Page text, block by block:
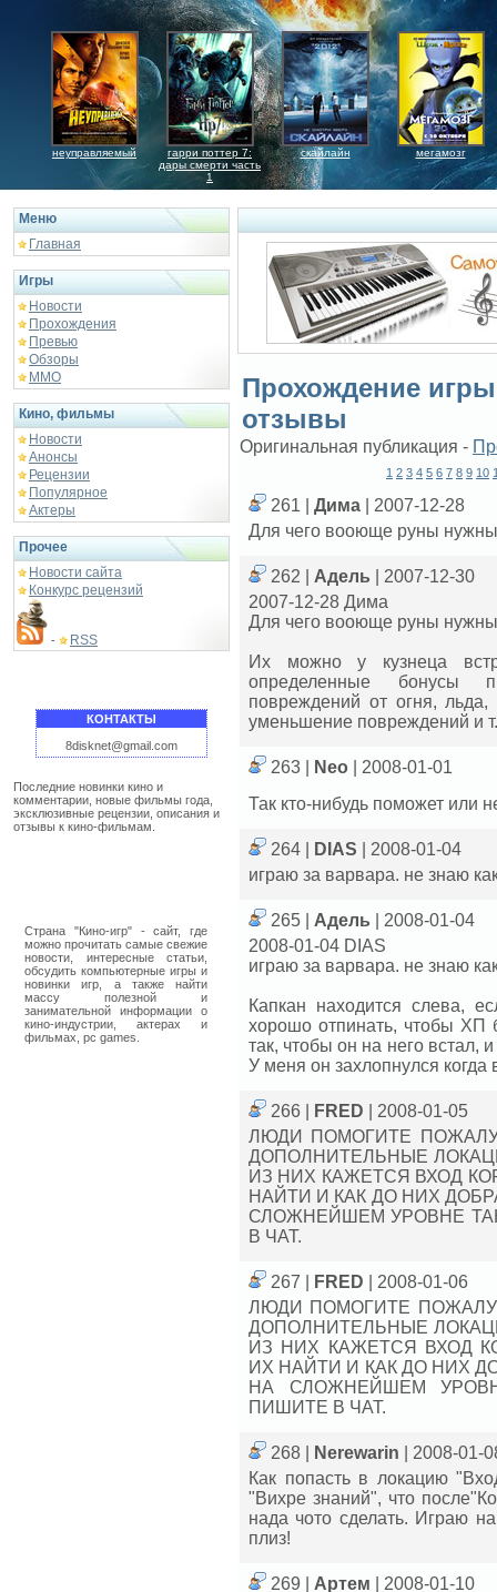
неуправляемый
гарри поттер 7:
дары смерти часть
1
скайлайн мегамозг
Меню
Главная
Игры
Новости
Прохождения
Превью
Обзоры
ММО
Кино, фильмы
Новости
Анонсы
Рецензии
Популярное
Актеры
Прочее
Новости сайта
Конкурс рецензий
- RSS
КОНТАКТЫ
8disknet@gmail.com
Последние новинки кино и
комментарии, новые фильмы года,
эксклюзивные рецензии, описания и
отзывы к кино-фильмам.
Страна "Кино-игр" - сайт, где
можно прочитать самые свежие
новости, интересные статьи,
обсудить компьютерные игры и
новинки игр, а также найти
массу полезной и
занимательной информации о
кино-индустрии, актерах и
фильмах, pc games.
Прохождение
отзывы
Оригинальная публикация -
1 2 3 4 5 6 7 8 9 10
261 | Дима
| 2007-12-28
Для чего вооюще руны нужны
262 | Адель
| 2007-12-30
2007-12-28 Дима
Для чего вооюще руны нужны
Их можно у кузнеца
определенные бонусы
повреждений от огня,
уменьшение повреждений и
263 | Neo
| 2008-01-01
Так кто-нибудь поможет или
264 | DIAS
| 2008-01-04
играю за варвара. не знаю
265 | Адель
| 2008-01-04
2008-01-04 DIAS
играю за варвара. не знаю
Капкан находится слева,
хорошо отпинать, чтобы ХП
так, чтобы он на него встал,
У меня он захлопнулся когда
266 | FRED
| 2008-01-05
ЛЮДИ ПОМОГИТЕ
ДОПОЛНИТЕЛЬНЫЕ
ИЗ НИХ КАЖЕТСЯ ВХОД
НАЙТИ И КАК ДО НИХ
СЛОЖНЕЙШЕМ УРОВНЕ
В ЧАТ.
267 | FRED
| 2008-01-06
ЛЮДИ ПОМОГИТЕ
ДОПОЛНИТЕЛЬНЫЕ
ИЗ НИХ КАЖЕТСЯ ВХОД
ИХ НАЙТИ И КАК ДО НИХ
НА СЛОЖНЕЙШЕМ
ПИШИТЕ В ЧАТ.
268 | Nerewarin
| 2008-01-
Как попасть в локацию
"Вихре знаний", что
нада чото сделать. Играю
плиз!
269 | Артем
| 2008-01-10